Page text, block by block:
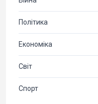
Політика
Економіка
Світ
Спорт